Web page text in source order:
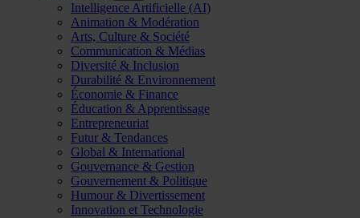
Intelligence Artificielle (AI)
Animation & Modération
Arts, Culture & Société
Communication & Médias
Diversité & Inclusion
Durabilité & Environnement
Économie & Finance
Éducation & Apprentissage
Entrepreneuriat
Futur & Tendances
Global & International
Gouvernance & Gestion
Gouvernement & Politique
Humour & Divertissement
Innovation et Technologie